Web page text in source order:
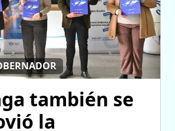
también se
la